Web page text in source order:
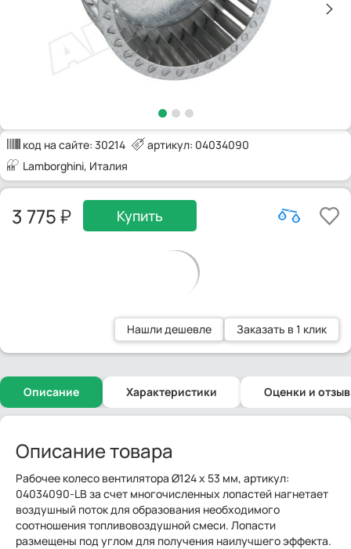
код на сайте: 30214
артикул: 04034090
Lamborghini, Италия
3 775 Купить
Нашли дешевле Заказать в 1 клик
Описание Характеристики Оценки и
Описание товара
Рабочее колесо вентилятора Ø124 x 53 мм, артикул:
04034090-LB за счет многочисленных лопастей нагнетает
воздушный поток для образования необходимого
соотношения топливовоздушной смеси. Лопасти
размещены под углом для получения наилучшего эффекта.